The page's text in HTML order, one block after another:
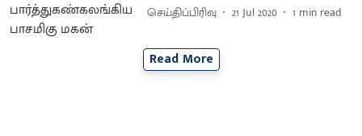
செய்திப்பிரிவு 21 Jul 2020 1 min read
Read More